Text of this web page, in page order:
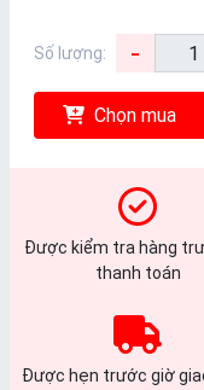
Số lượng: -
Chọn mua
Được kiểm tra hàng
thanh toán
Được hẹn trước giờ